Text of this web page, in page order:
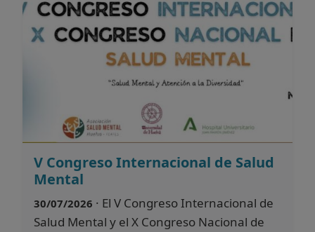
V Congreso Internacional de Salud
Mental
30/07/2026 · El V Congreso Internacional de
Salud Mental y el X Congreso Nacional de